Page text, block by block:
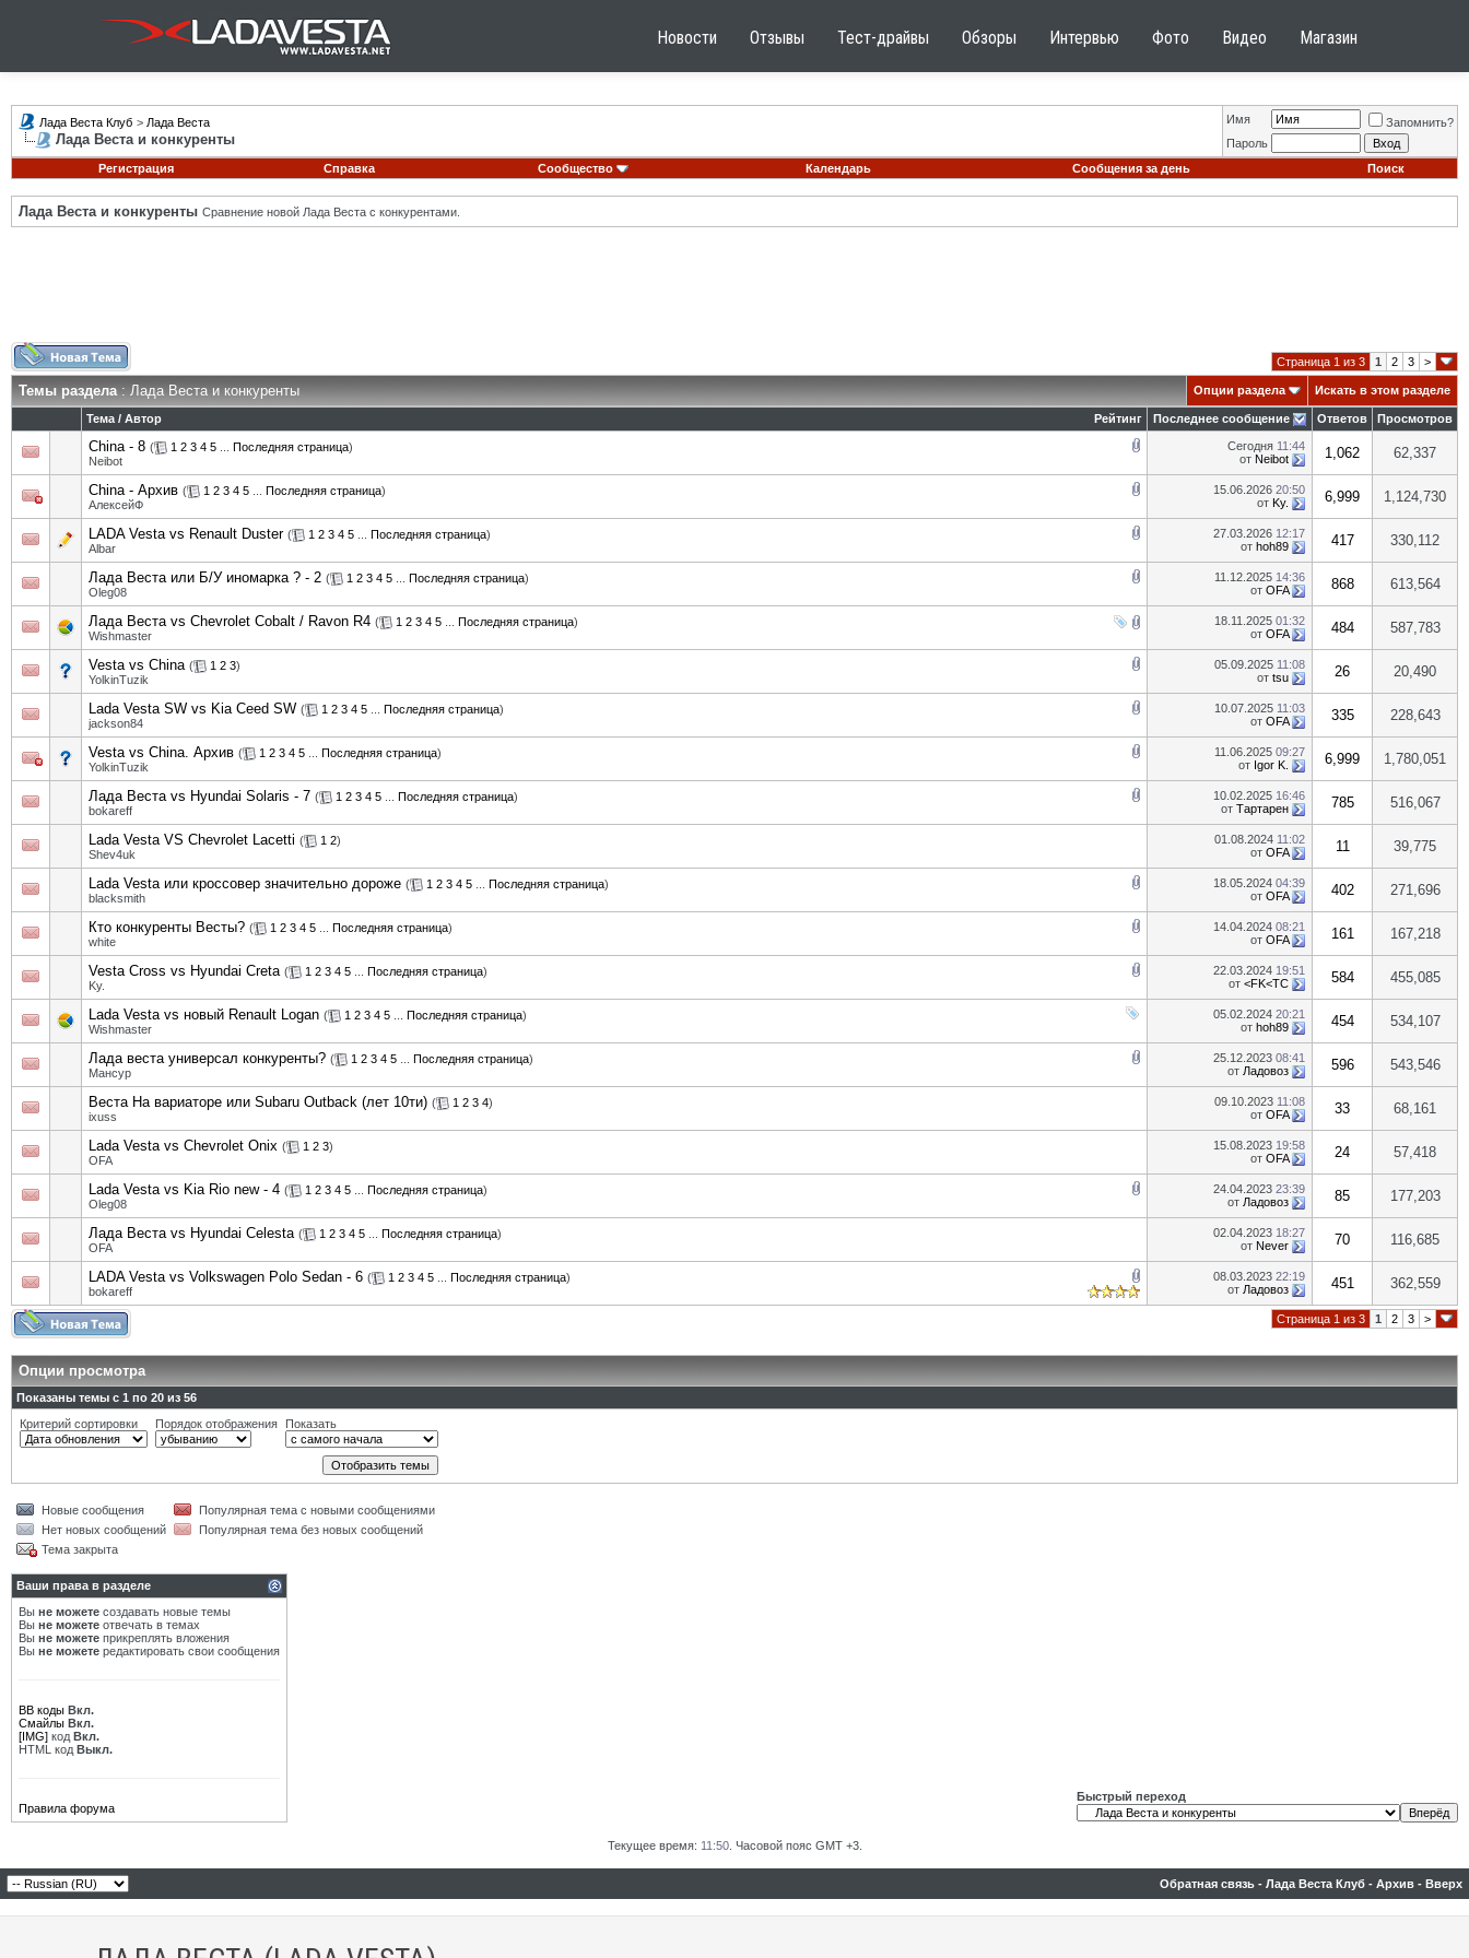
Новости Отзывы Тест-драйвы Обзоры Интервью Фото Видео Магазин
Лада Веста Клуб > Лада Веста
Лада Веста и конкуренты
Имя
Запомнить?
Пароль
Регистрация
Справка Сообщество Календарь Сообщения за день Поиск
Лада Веста и конкуренты Сравнение новой Лада Веста с конкурентами.
Страница 1 из 3 1 2 3 >
Темы раздела: Лада Веста и конкуренты Опции раздела Искать в этом разделе
Рейтинг
Тема / Автор Последнее сообщение Ответов Просмотров
China - 8 ( 1 2 3 4 5 Последняя страница)
Neibot
Сегодня 11:44
от Neibot 1,062 62,337
China - Архив ( 1 2 3 4 5 Последняя страница)
АлексейФ
15.06.2026 20:50
от Ky. 6,999 1,124,730
LADA Vesta vs Renault Duster ( 1 2 3 4 5 Последняя страница)
Albar
27.03.2026 12:17
от hoh89 417 330,112
Лада Веста или Б/У иномарка ? - 2 ( 1 2 3 4 5 Последняя страница)
Oleg08
11.12.2025 14:36
от OFA 868 613,564
Лада Веста vs Chevrolet Cobalt / Ravon R4 ( 1 2 3 4 5 Последняя страница)
Wishmaster
18.11.2025 01:32
от OFA 484 587,783
Vesta vs China ( 1 2 3)
YolkinTuzik
05.09.2025 11:08
от tsu 26 20,490
Lada Vesta SW vs Kia Ceed SW ( 1 2 3 4 5 Последняя страница)
jackson84
10.07.2025 11:03
от OFA 335 228,643
Vesta vs China. Архив ( 1 2 3 4 5 Последняя страница)
YolkinTuzik
11.06.2025 09:27
от Igor K. 6,999 1,780,051
Лада Веста vs Hyundai Solaris - 7 ( 1 2 3 4 5 Последняя страница)
bokareff
10.02.2025 16:46
от Тартарен 785 516,067
Lada Vesta VS Chevrolet Lacetti ( 1 2)
Shev4uk
01.08.2024 11:02
от OFA 11 39,775
Lada Vesta или кроссовер значительно дороже ( 1 2 3 4 5 Последняя страница)
blacksmith
18.05.2024 04:39
от OFA 402 271,696
Кто конкуренты Весты? ( 1 2 3 4 5 Последняя страница)
white
14.04.2024 08:21
от OFA 161 167,218
Vesta Cross vs Hyundai Creta ( 1 2 3 4 5 Последняя страница)
Ky.
22.03.2024 19:51
от <FK<TC 584 455,085
Lada Vesta vs новый Renault Logan ( 1 2 3 4 5 Последняя страница)
Wishmaster
05.02.2024 20:21
от hoh89 454 534,107
Лада веста универсал конкуренты? ( 1 2 3 4 5 Последняя страница)
Мансур
25.12.2023 08:41
от Ладовоз 596 543,546
Веста На вариаторе или Subaru Outback (лет 10ти) ( 1 2 3 4)
ixuss
09.10.2023 11:08
от OFA 33 68,161
Lada Vesta vs Chevrolet Onix ( 1 2 3)
OFA
15.08.2023 19:58
от OFA 24 57,418
Lada Vesta vs Kia Rio new - 4 ( 1 2 3 4 5 Последняя страница)
Oleg08
24.04.2023 23:39
от Ладовоз 85 177,203
Лада Веста vs Hyundai Celesta ( 1 2 3 4 5 Последняя страница)
OFA
02.04.2023 18:27
от Never 70 116,685
LADA Vesta vs Volkswagen Polo Sedan - 6 ( 1 2 3 4 5 Последняя страница)
bokareff
08.03.2023 22:19
от Ладовоз 451 362,559
Страница 1 из 3 1 2 3 >
Опции просмотра
Показаны темы с 1 по 20 из 56
Критерий сортировки
Порядок отображения Показать
Новые сообщения
Популярная тема с новыми сообщениями
Нет новых сообщений
Популярная тема без новых сообщений
Тема закрыта
Ваши права в разделе
Вы не можете создавать новые темы
Вы не можете отвечать в темах
Вы не можете прикреплять вложения
Вы не можете редактировать свои сообщения
BB коды Вкл.
Смайлы Вкл.
[IMG] код Вкл.
HTML код Выкл.
Правила форума
Быстрый переход
Текущее время: 11:50. Часовой пояс GMT +3.
Обратная связь - Лада Веста Клуб - Архив - Вверх